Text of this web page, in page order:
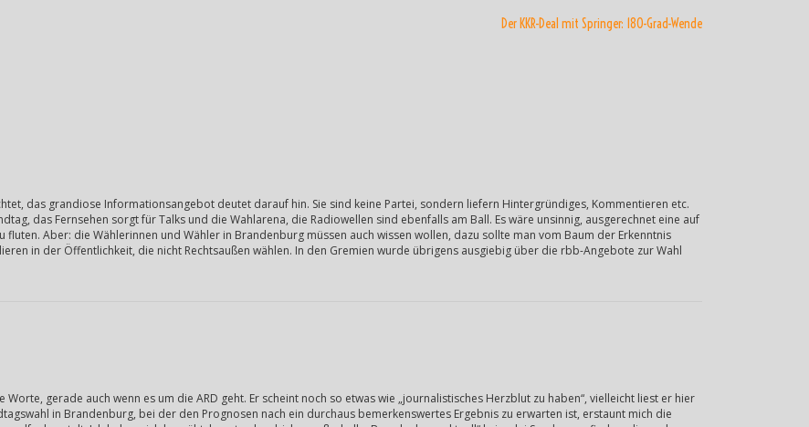
Der KKR-Deal mit Springer: 180-Grad-Wende
das grandiose Informationsangebot deutet darauf hin. Sie sind keine Partei, sondern liefern Hintergründiges, Kommentieren etc.
das Fernsehen sorgt für Talks und die Wahlarena, die Radiowellen sind ebenfalls am Ball. Es wäre unsinnig, ausgerechnet eine auf
Aber: die Wählerinnen und Wähler in Brandenburg müssen auch wissen wollen, dazu sollte man vom Baum der Erkenntnis
in der Öffentlichkeit, die nicht Rechtsaußen wählen. In den Gremien wurde übrigens ausgiebig über die rbb-Angebote zur Wahl
gerade auch wenn es um die ARD geht. Er scheint noch so etwas wie „journalistisches Herzblut zu haben“, vielleicht liest er hier
in Brandenburg, bei der den Prognosen nach ein durchaus bemerkenswertes Ergebnis zu erwarten ist, erstaunt mich die